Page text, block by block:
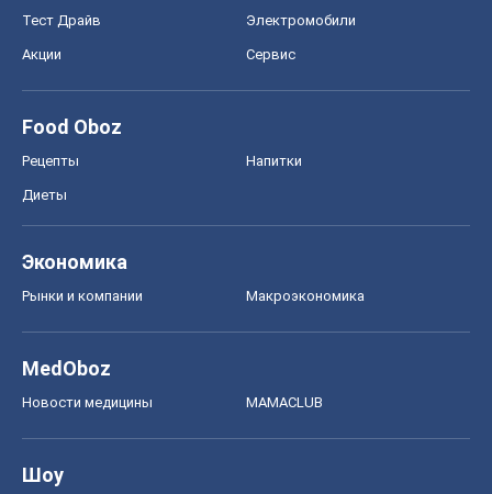
Тест Драйв Электромобили
Акции Сервис
Food Oboz
Рецепты Напитки
Диеты
Экономика
Рынки и компании Mакроэкономика
MedOboz
Новости медицины MAMACLUB
Шоу